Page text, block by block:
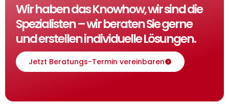
Wir haben das Knowhow, wir sind die
Spezialisten – wir beraten Sie gerne
und erstellen individuelle Lösungen.
Jetzt Beratungs-Termin vereinbaren